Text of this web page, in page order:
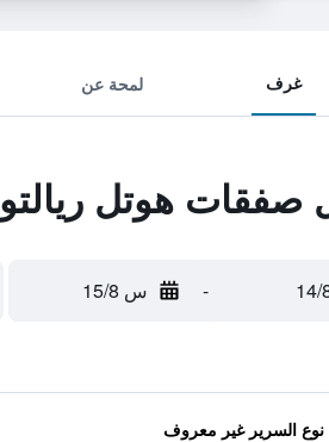
غرف لمحة عن
صفقات هوتل ريالتو
- س 15/8
نوع السرير غير معروف